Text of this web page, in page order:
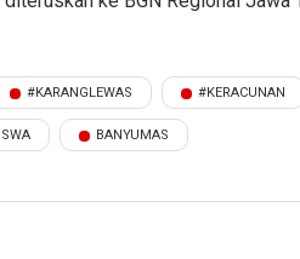
#KARANGLEWAS #KERACUNAN
BANYUMAS